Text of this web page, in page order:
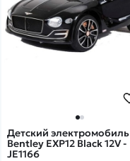
Детский электромобиль
Bentley EXP12 Black 12V -
JE1166